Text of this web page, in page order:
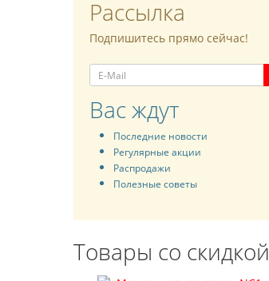
Рассылка
Подпишитесь прямо сейчас!
Вас ждут
Последние новости
Регулярные акции
Распродажи
Полезные советы
Товары со скидкой